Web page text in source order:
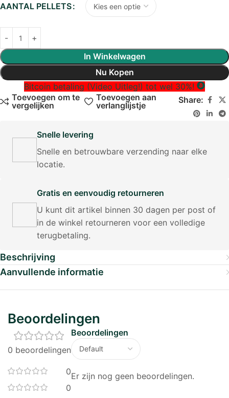
AANTAL PELLETS
In Winkelwagen
Nu Kopen
Bitcoin betaling (Video Uitleg!) tot wel 30%!
Toevoegen om te
vergelijken
Toevoegen aan
verlanglijstje
Share:
Snelle levering
Snelle en betrouwbare verzending naar elke
locatie.
Gratis en eenvoudig retourneren
U kunt dit artikel binnen 30 dagen per post of
in de winkel retourneren voor een volledige
terugbetaling.
Beschrijving
Aanvullende informatie
Beoordelingen
0 beoordelingen
0
0
Beoordelingen
Er zijn nog geen beoordelingen.